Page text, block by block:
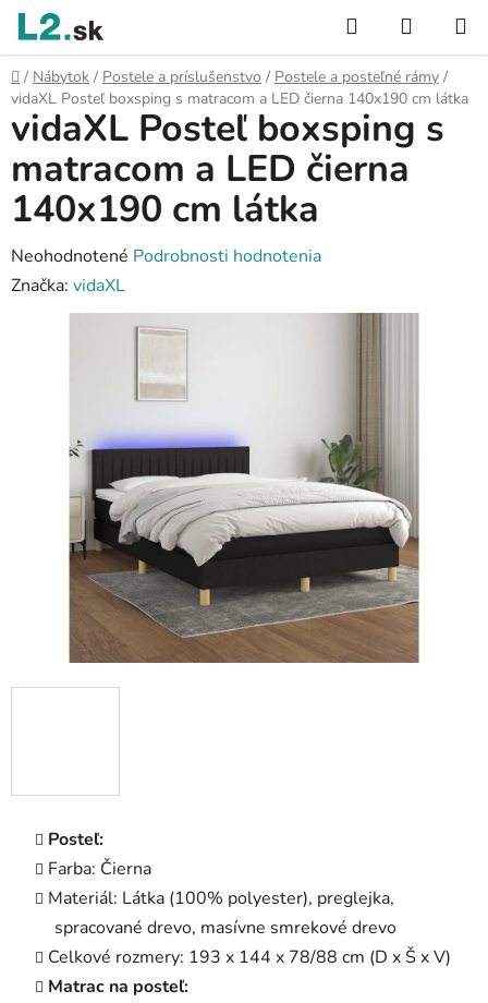
Prejsť
obsah
Hľadať
KOŠÍK
Domov
/ Nábytok / Postele a príslušenstvo / Postele a posteľné rámy /
vidaXL Posteľ boxsping s matracom a LED čierna 140x190 cm látka
Posteľ:
Farba: Čierna
Materiál: Látka (100% polyester), preglejka,
spracované drevo, masívne smrekové drevo
Celkové rozmery: 193 x 144 x 78/88 cm (D x Š x V)
Matrac na posteľ:
vidaXL Posteľ boxsping s
matracom a LED čierna
140x190 cm látka
Priemerné
hodnotenie
produktu
hviezdičiek.
Neohodnotené Podrobnosti hodnotenia
Značka: vidaXL